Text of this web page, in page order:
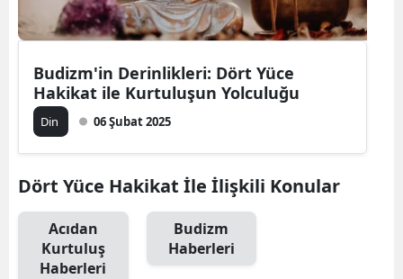
Burdur
Çanakkale
Budizm'in Derinlikleri: Dört Yüce
Hakikat ile Kurtuluşun Yolculuğu
Din 06 Şubat 2025
Dört Yüce Hakikat İle İlişkili Konular
Acıdan
Kurtuluş
Haberleri
Budizm
Haberleri